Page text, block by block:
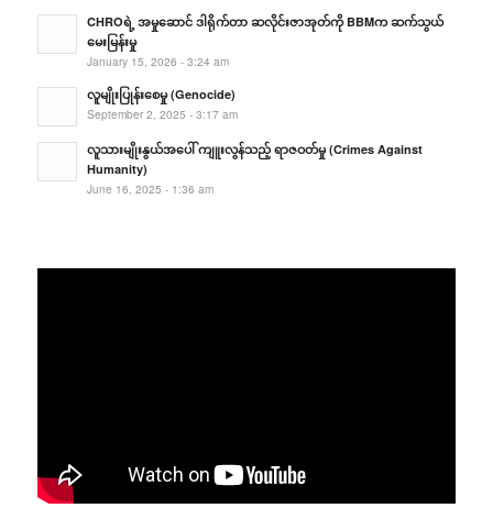
CHROရဲ့ အမှုဆောင် ဒါရိုက်တာ ဆလိုင်းဇာအုတ်ကို BBMက ဆက်သွယ်
မေးမြန်းမှု
January 15, 2026 - 3:24 am
လူမျိုးပြုန်းစေမှု (Genocide)
September 2, 2025 - 3:17 am
လူသားမျိုးနွယ်အပေါ် ကျူးလွန်သည့် ရာဇဝတ်မှု (Crimes Against
Humanity)
June 16, 2025 - 1:36 am